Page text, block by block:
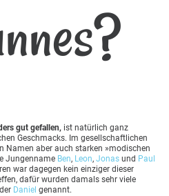
gut gefallen, ist natürlich ganz
Geschmacks. Im gesellschaftlichen
Namen aber auch starken »modischen
Jungenname Ben, Leon, Jonas und Paul
war dagegen kein einziger dieser
dafür wurden damals sehr viele
Daniel genannt.